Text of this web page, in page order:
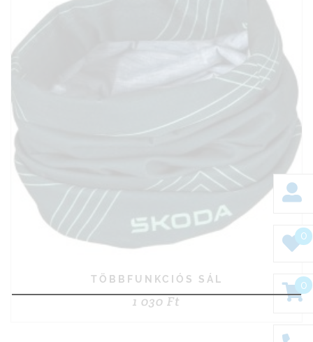
0
0
TÖBBFUNKCIÓS SÁL
1 030 Ft